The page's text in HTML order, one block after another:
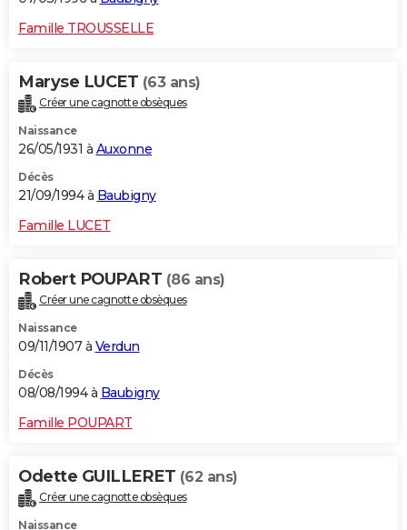
Famille TROUSSELLE
Maryse LUCET (63 ans)
Créer une cagnotte obsèques
Naissance
26/05/1931 à Auxonne
Décès
21/09/1994 à Baubigny
Famille LUCET
Robert POUPART (86 ans)
Créer une cagnotte obsèques
Naissance
09/11/1907 à Verdun
Décès
08/08/1994 à Baubigny
Famille POUPART
Odette GUILLERET (62 ans)
Créer une cagnotte obsèques
Naissance